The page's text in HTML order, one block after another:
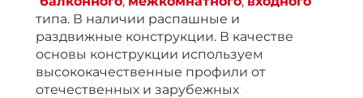
типа. В наличии распашные и
раздвижные конструкции. В качестве
основы конструкции используем
высококачественные профили от
отечественных и зарубежных